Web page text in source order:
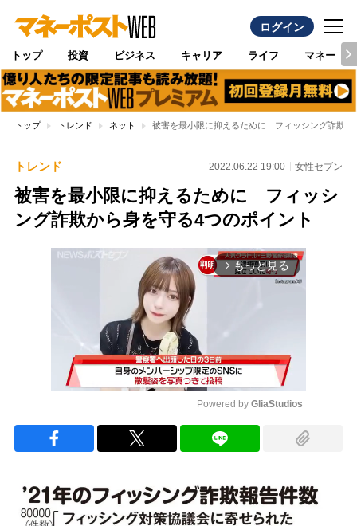
ログイン
トップ 投資 ビジネス キャリア ライフ マネー
トップ トレンド ネット 被害を最小限に抑えるために フィッシング詐欺か
トレンド 2022.06.22 19:00 女性セブン
被害を最小限に抑えるために フィッシ
ング詐欺から身を守る4つのポイント
arrow_forward_ios もっと見る
Powered by GliaStudios